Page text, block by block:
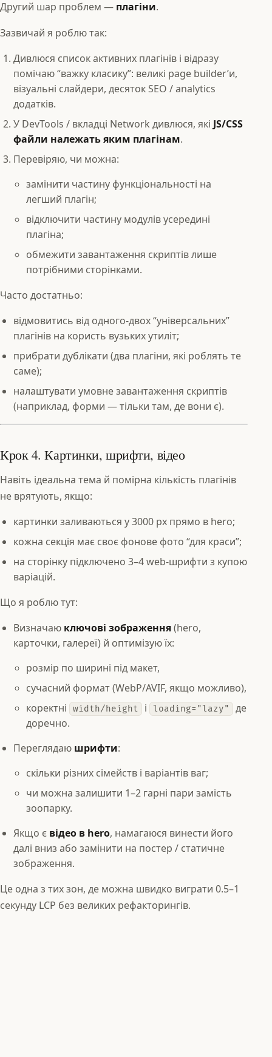
Другий шар проблем — плагіни.
Зазвичай я роблю так:
Дивлюся список активних плагінів і відразу
помічаю “важку класику”: великі page builder’и,
візуальні слайдери, десяток SEO / analytics
додатків.
У DevTools / вкладці Network дивлюся, які JS/CSS
файли належать яким плагінам.
Перевіряю, чи можна:
замінити частину функціональності на
легший плагін;
відключити частину модулів усередині
плагіна;
обмежити завантаження скриптів лише
потрібними сторінками.
Часто достатньо:
відмовитись від одного-двох “універсальних”
плагінів на користь вузьких утиліт;
прибрати дублікати (два плагіни, які роблять те
саме);
налаштувати умовне завантаження скриптів
(наприклад, форми — тільки там, де вони є).
Крок 4. Картинки, шрифти, відео
Навіть ідеальна тема й помірна кількість плагінів
не врятують, якщо:
картинки заливаються у 3000 px прямо в hero;
кожна секція має своє фонове фото “для краси”;
на сторінку підключено 3–4 web-шрифти з купою
варіацій.
Що я роблю тут:
Визначаю ключові зображення(hero,
карточки, галереї) й оптимізую їх:
розмір по ширині під макет,
сучасний формат (WebP/AVIF, якщо можливо),
коректні width/height і loading="lazy" де
доречно.
Переглядаю шрифти:
скільки різних сімейств і варіантів ваг;
чи можна залишити 1–2 гарні пари замість
зоопарку.
Якщо є відео в hero, намагаюся винести його
далі вниз або замінити на постер / статичне
зображення.
Це одна з тих зон, де можна швидко виграти 0.5–1
секунду LCP без великих рефакторингів.